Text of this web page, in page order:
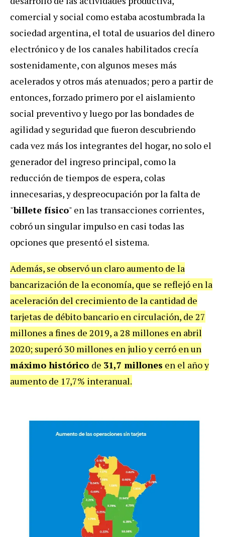
comercial y social como estaba acostumbrada la
sociedad argentina, el total de usuarios del dinero
electrónico y de los canales habilitados crecía
sostenidamente, con algunos meses más
acelerados y otros más atenuados; pero a partir de
entonces, forzado primero por el aislamiento
social preventivo y luego por las bondades de
agilidad y seguridad que fueron descubriendo
cada vez más los integrantes del hogar, no solo el
generador del ingreso principal, como la
reducción de tiempos de espera, colas
innecesarias, y despreocupación por la falta de
"billete físico" en las transacciones corrientes,
cobró un singular impulso en casi todas las
opciones que presentó el sistema.
Además, se observó un claro aumento de la
bancarización de la economía, que se reflejó en la
aceleración del crecimiento de la cantidad de
tarjetas de débito bancario en circulación, de 27
millones a fines de 2019, a 28 millones en abril
2020; superó 30 millones en julio y cerró en un
máximo histórico de 31,7 millones en el año y
aumento de 17,7% interanual.